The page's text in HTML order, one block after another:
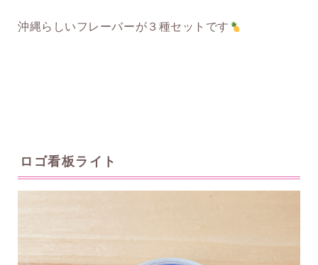
沖縄らしいフレーバーが３種セットです
ロゴ看板ライト